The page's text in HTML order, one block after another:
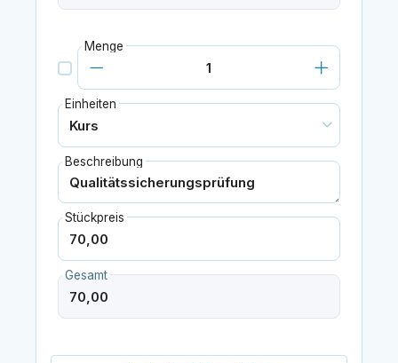
Menge
Einheiten
Beschreibung
Stückpreis
Gesamt